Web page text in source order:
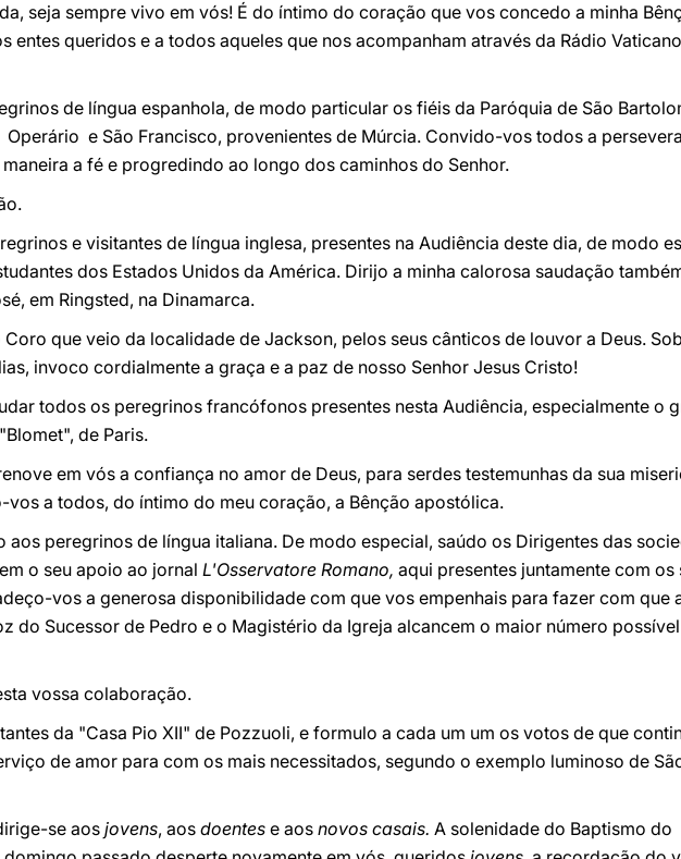
seja sempre vivo em vós! É do íntimo do coração que vos concedo a minha
entes queridos e a todos aqueles que nos acompanham através da Rádio
de língua espanhola, de modo particular os fiéis da Paróquia de São
e São Francisco, provenientes de Múrcia. Convido-vos todos a
a fé e progredindo ao longo dos caminhos do Senhor.
e visitantes de língua inglesa, presentes na Audiência deste dia, de modo
dos Estados Unidos da América. Dirijo a minha calorosa saudação
em Ringsted, na Dinamarca.
que veio da localidade de Jackson, pelos seus cânticos de louvor a Deus.
invoco cordialmente a graça e a paz de nosso Senhor Jesus Cristo!
todos os peregrinos francófonos presentes nesta Audiência, especialmente o
de Paris.
em vós a confiança no amor de Deus, para serdes testemunhas da sua
a todos, do íntimo do meu coração, a Bênção apostólica.
aos peregrinos de língua italiana. De modo especial, saúdo os Dirigentes das
o seu apoio ao jornal L'Osservatore Romano, aqui presentes juntamente com os
vos a generosa disponibilidade com que vos empenhais para fazer com que
do Sucessor de Pedro e o Magistério da Igreja alcancem o maior número
vossa colaboração.
da "Casa Pio XII" de Pozzuoli, e formulo a cada um um os votos de que
de amor para com os mais necessitados, segundo o exemplo luminoso de
se aosjovens, aos doentes e aos novos casais. A solenidade do Baptismo do